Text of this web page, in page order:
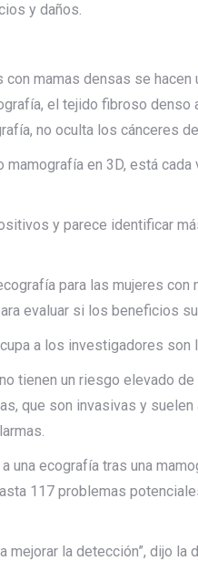
y daños.
mamas densas se
el tejido fibroso
no oculta los cánceres
en 3D, está
y parece identificar
para las mujeres
evaluar si los beneficios
a los investigadores
tienen un riesgo elevado
que son invasivas y
ecografía tras una
117 problemas
mejorar la detección”, dijo